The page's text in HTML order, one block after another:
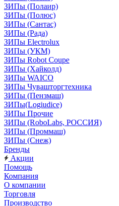
ЗИПы (Полаир)
ЗИПы (Полюс)
ЗИПы (Сантас)
ЗИПы (Рада)
ЗИПы Electrolux
ЗИПы (УКМ)
ЗИПы Robot Coupe
ЗИПы (Хайколд)
ЗИПы WAICO
ЗИПы Чувашторгтехника
ЗИПы (Пензмаш)
ЗИПы(Logiudice)
ЗИПы Прочие
ЗИПы (RoboLabs, РОССИЯ)
ЗИПы (Проммаш)
ЗИПы (Снеж)
Бренды
Акции
Помощь
Компания
О компании
Торговля
Производство